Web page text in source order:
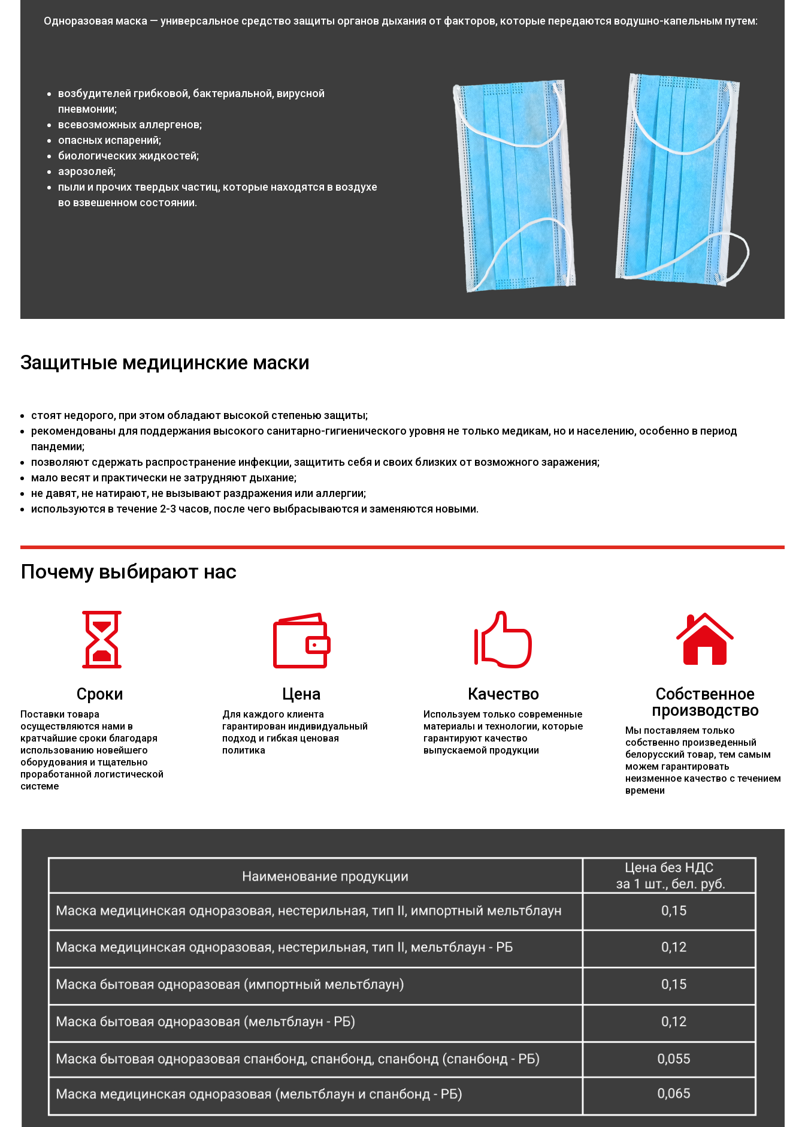
Одноразовая маска — универсальное средство защиты органов дыхания от факторов, которые передаются водушно-капельным путем:
возбудителей грибковой, бактериальной, вирусной
пневмонии;
всевозможных аллергенов;
опасных испарений;
биологических жидкостей;
аэрозолей;
пыли и прочих твердых частиц, которые находятся в воздухе
во взвешенном состоянии.
Защитные медицинские маски
стоят недорого, при этом обладают высокой степенью защиты;
рекомендованы для поддержания высокого санитарно-гигиенического уровня не только медикам, но и населению, особенно в период
пандемии;
позволяют сдержать распространение инфекции, защитить себя и своих близких от возможного заражения;
мало весят и практически не затрудняют дыхание;
не давят, не натирают, не вызывают раздражения или аллергии;
используются в течение 2-3 часов, после чего выбрасываются и заменяются новыми.
Почему выбирают нас

Сроки
Поставки товара
осуществляются нами в
кратчайшие сроки благодаря
использованию новейшего
оборудования и тщательно
проработанной логистической
системе

Цена
Для каждого клиента
гарантирован индивидуальный
подход и гибкая ценовая
политика

Качество
Используем только современные
материалы и технологии, которые
гарантируют качество
выпускаемой продукции

Собственное
производство
Мы поставляем только
собственно произведенный
белорусский товар, тем самым
можем гарантировать
неизменное качество с течением
времени